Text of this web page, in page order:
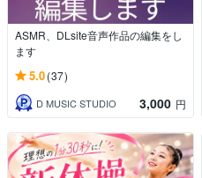
ASMR、DLsite音声作品の編集をし
ます
5.0(37)
D MUSIC STUDIO 3,000 円